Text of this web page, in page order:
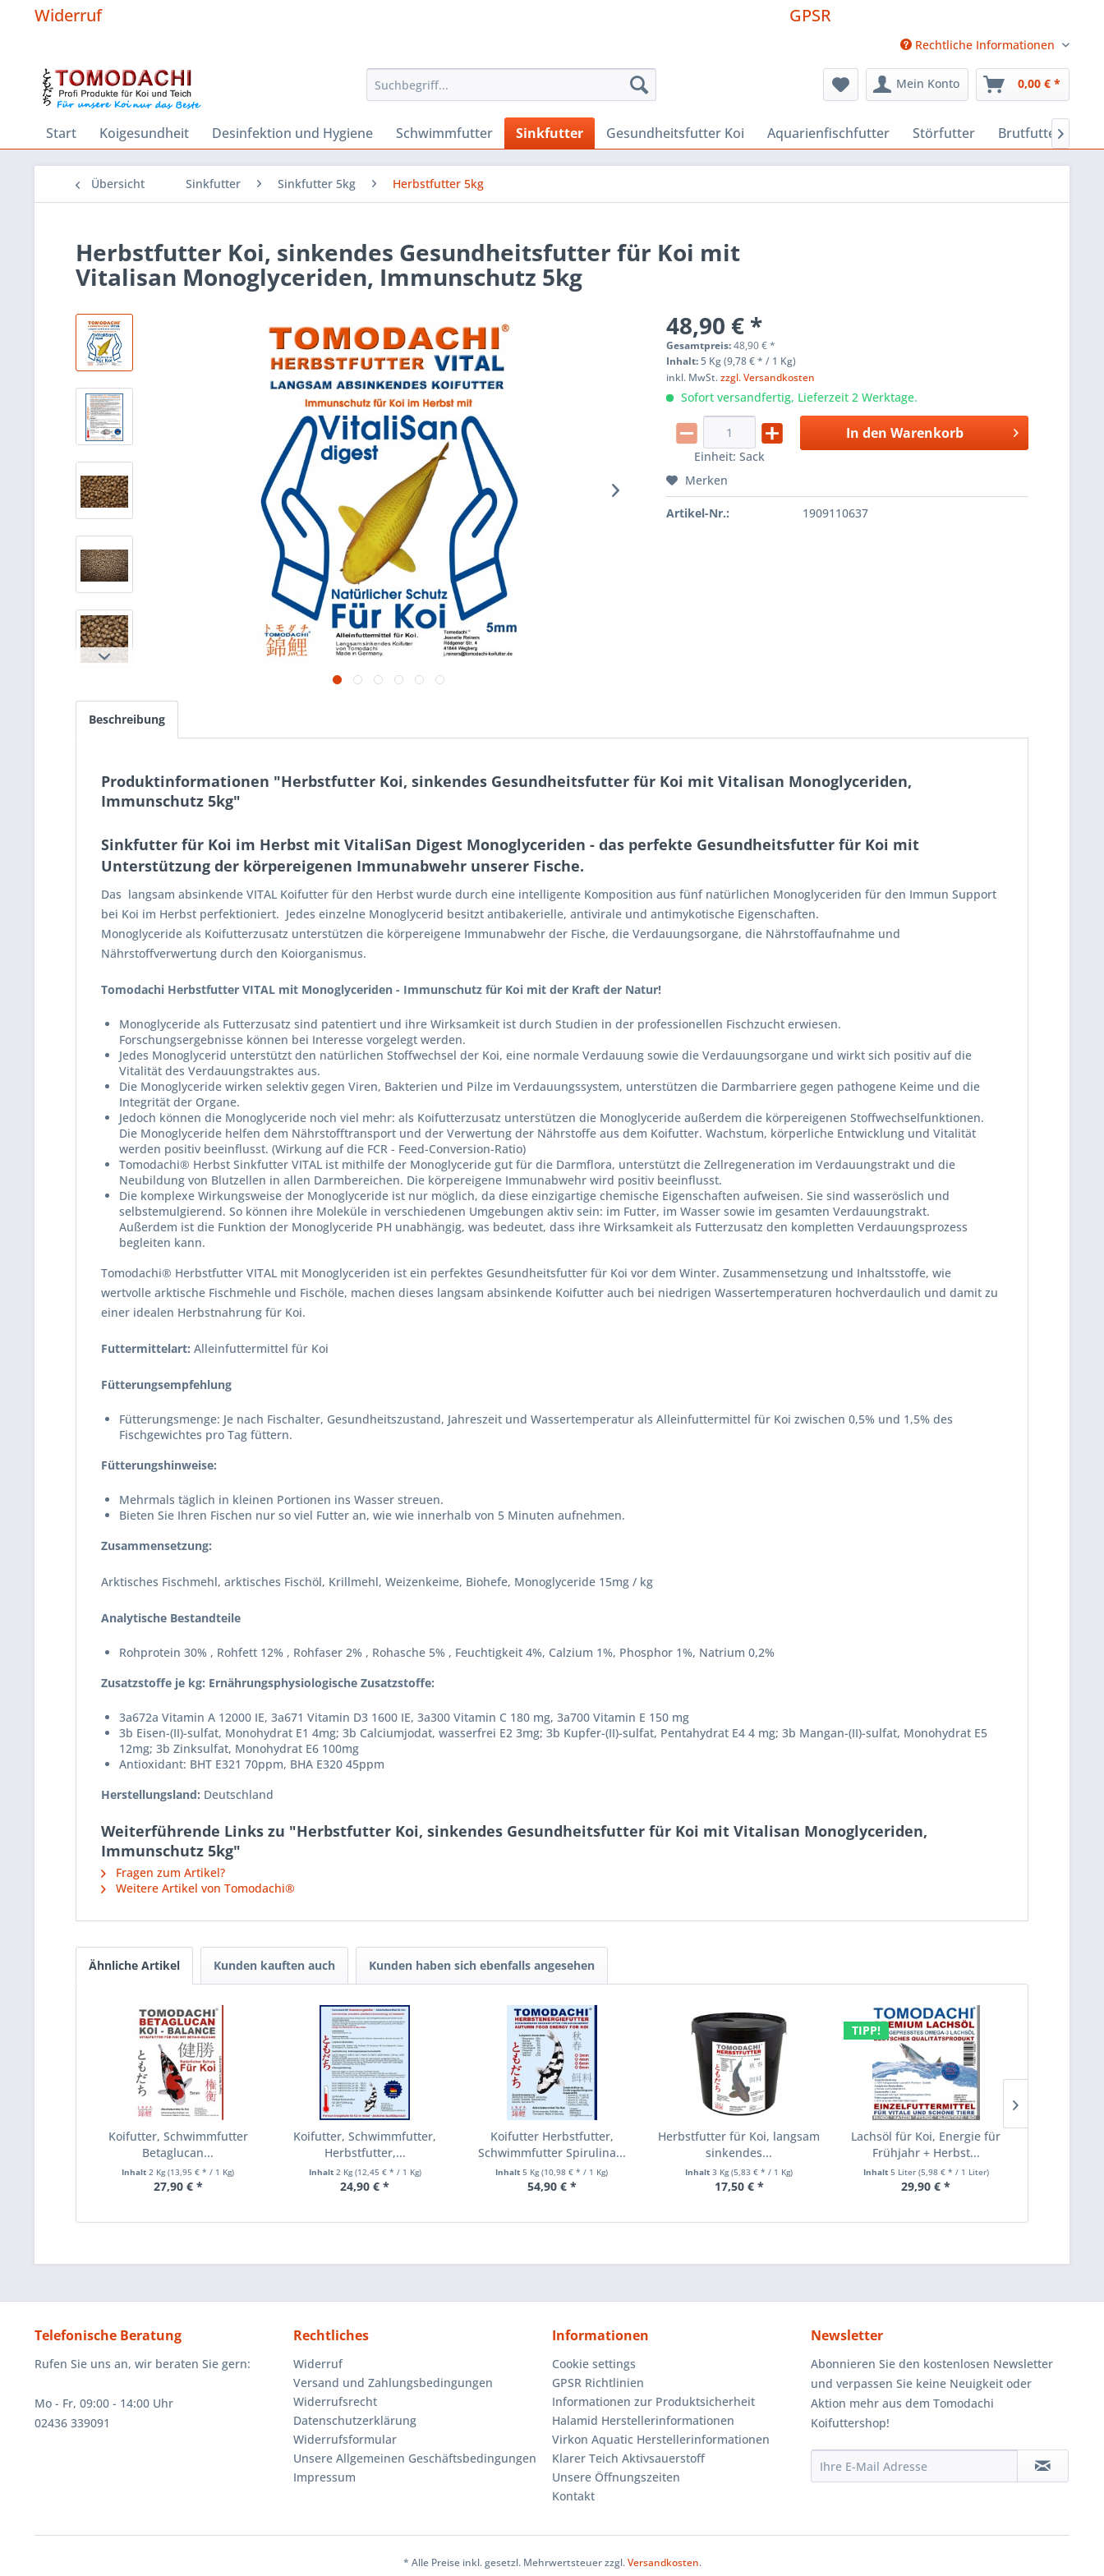
Widerruf GPSR
Rechtliche Informationen
Mein Konto 0,00 € *
Start Koigesundheit Desinfektion und Hygiene Schwimmfutter Sinkfutter Gesundheitsfutter Koi Aquarienfischfutter Störfutter Brutfutter
Übersicht Sinkfutter Sinkfutter 5kg Herbstfutter 5kg
Herbstfutter Koi, sinkendes Gesundheitsfutter für Koi mit
Vitalisan Monoglyceriden, Immunschutz 5kg
48,90 € *
Gesamtpreis:48,90€*
Inhalt:5 Kg (9,78 € * / 1 Kg)
inkl. MwSt.zzgl. Versandkosten
Sofort versandfertig, Lieferzeit 2 Werktage.
Einheit:Sack
In den Warenkorb
Merken
Artikel-Nr.: 1909110637
Beschreibung
Produktinformationen "Herbstfutter Koi, sinkendes Gesundheitsfutter für Koi mit Vitalisan Monoglyceriden,
Immunschutz 5kg"
Sinkfutter für Koi im Herbst mit VitaliSan Digest Monoglyceriden - das perfekte Gesundheitsfutter für Koi mit
Unterstützung der körpereigenen Immunabwehr unserer Fische.
Das langsam absinkende VITAL Koifutter für den Herbst wurde durch eine intelligente Komposition aus fünf natürlichen Monoglyceriden für den Immun Support
bei Koi im Herbst perfektioniert. Jedes einzelne Monoglycerid besitzt antibakerielle, antivirale und antimykotische Eigenschaften.
Monoglyceride als Koifutterzusatz unterstützen die körpereigene Immunabwehr der Fische, die Verdauungsorgane, die Nährstoffaufnahme und
Nährstoffverwertung durch den Koiorganismus.
Tomodachi Herbstfutter VITAL mit Monoglyceriden - Immunschutz für Koi mit der Kraft der Natur!
Monoglyceride als Futterzusatz sind patentiert und ihre Wirksamkeit ist durch Studien in der professionellen Fischzucht erwiesen.
Forschungsergebnisse können bei Interesse vorgelegt werden.
Jedes Monoglycerid unterstützt den natürlichen Stoffwechsel der Koi, eine normale Verdauung sowie die Verdauungsorgane und wirkt sich positiv auf die
Vitalität des Verdauungstraktes aus.
Die Monoglyceride wirken selektiv gegen Viren, Bakterien und Pilze im Verdauungssystem, unterstützen die Darmbarriere gegen pathogene Keime und die
Integrität der Organe.
Jedoch können die Monoglyceride noch viel mehr: als Koifutterzusatz unterstützen die Monoglyceride außerdem die körpereigenen Stoffwechselfunktionen.
Die Monoglyceride helfen dem Nährstofftransport und der Verwertung der Nährstoffe aus dem Koifutter. Wachstum, körperliche Entwicklung und Vitalität
werden positiv beeinflusst. (Wirkung auf die FCR - Feed-Conversion-Ratio)
Tomodachi® Herbst Sinkfutter VITAL ist mithilfe der Monoglyceride gut für die Darmflora, unterstützt die Zellregeneration im Verdauungstrakt und die
Neubildung von Blutzellen in allen Darmbereichen. Die körpereigene Immunabwehr wird positiv beeinflusst.
Die komplexe Wirkungsweise der Monoglyceride ist nur möglich, da diese einzigartige chemische Eigenschaften aufweisen. Sie sind wasseröslich und
selbstemulgierend. So können ihre Moleküle in verschiedenen Umgebungen aktiv sein: im Futter, im Wasser sowie im gesamten Verdauungstrakt.
Außerdem ist die Funktion der Monoglyceride PH unabhängig, was bedeutet, dass ihre Wirksamkeit als Futterzusatz den kompletten Verdauungsprozess
begleiten kann.
Tomodachi® Herbstfutter VITAL mit Monoglyceriden ist ein perfektes Gesundheitsfutter für Koi vor dem Winter. Zusammensetzung und Inhaltsstoffe, wie
wertvolle arktische Fischmehle und Fischöle, machen dieses langsam absinkende Koifutter auch bei niedrigen Wassertemperaturen hochverdaulich und damit zu
einer idealen Herbstnahrung für Koi.
Futtermittelart: Alleinfuttermittel für Koi
Fütterungsempfehlung
Fütterungsmenge: Je nach Fischalter, Gesundheitszustand, Jahreszeit und Wassertemperatur als Alleinfuttermittel für Koi zwischen 0,5% und 1,5% des
Fischgewichtes pro Tag füttern.
Fütterungshinweise:
Mehrmals täglich in kleinen Portionen ins Wasser streuen.
Bieten Sie Ihren Fischen nur so viel Futter an, wie wie innerhalb von 5 Minuten aufnehmen.
Zusammensetzung:
Arktisches Fischmehl, arktisches Fischöl, Krillmehl, Weizenkeime, Biohefe, Monoglyceride 15mg / kg
Analytische Bestandteile
Rohprotein 30% , Rohfett 12% , Rohfaser 2% , Rohasche 5% , Feuchtigkeit 4%, Calzium 1%, Phosphor 1%, Natrium 0,2%
Zusatzstoffe je kg: Ernährungsphysiologische Zusatzstoffe:
3a672a Vitamin A 12000 IE, 3a671 Vitamin D3 1600 IE, 3a300 Vitamin C 180 mg, 3a700 Vitamin E 150 mg
3b Eisen-(II)-sulfat, Monohydrat E1 4mg; 3b Calciumjodat, wasserfrei E2 3mg; 3b Kupfer-(II)-sulfat, Pentahydrat E4 4 mg; 3b Mangan-(II)-sulfat, Monohydrat E5
12mg; 3b Zinksulfat, Monohydrat E6 100mg
Antioxidant: BHT E321 70ppm, BHA E320 45ppm
Herstellungsland: Deutschland
Weiterführende Links zu "Herbstfutter Koi, sinkendes Gesundheitsfutter für Koi mit Vitalisan Monoglyceriden,
Immunschutz 5kg"
Fragen zum Artikel?
Weitere Artikel von Tomodachi®
Ähnliche Artikel Kunden kauften auch Kunden haben sich ebenfalls angesehen
Koifutter, Schwimmfutter
Betaglucan...
Inhalt2 Kg(13,95 € * / 1 Kg)
27,90 € *
Koifutter, Schwimmfutter,
Herbstfutter,...
Inhalt 2 Kg(12,45 € * / 1 Kg)
24,90 € *
Koifutter Herbstfutter,
Schwimmfutter Spirulina...
Inhalt5 Kg(10,98 € * / 1 Kg)
54,90 € *
Herbstfutter für Koi, langsam
sinkendes...
Inhalt3 Kg(5,83 € * / 1 Kg)
17,50 € *
TIPP!
Lachsöl für Koi, Energie für
Frühjahr + Herbst...
Inhalt 5 Liter (5,98 € * / 1 Liter)
29,90 € *
Telefonische Beratung
Rufen Sie uns an, wir beraten Sie gern:
Mo - Fr, 09:00 - 14:00 Uhr
02436 339091
Rechtliches
Widerruf
Versand und Zahlungsbedingungen
Widerrufsrecht
Datenschutzerklärung
Widerrufsformular
Unsere Allgemeinen Geschäftsbedingungen
Impressum
Informationen
Cookie settings
GPSR Richtlinien
Informationen zur Produktsicherheit
Halamid Herstellerinformationen
Virkon Aquatic Herstellerinformationen
Klarer Teich Aktivsauerstoff
Unsere Öffnungszeiten
Kontakt
Newsletter
Abonnieren Sie den kostenlosen Newsletter
und verpassen Sie keine Neuigkeit oder
Aktion mehr aus dem Tomodachi
Koifuttershop!
* Alle Preise inkl. gesetzl. Mehrwertsteuer zzgl.Versandkosten.